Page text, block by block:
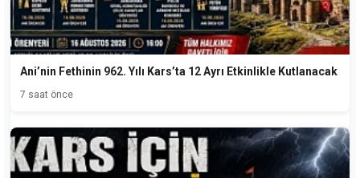
Ani’nin Fethinin 962. Yılı Kars’ta 12 Ayrı Etkinlikle Kutlanacak
7 saat önce